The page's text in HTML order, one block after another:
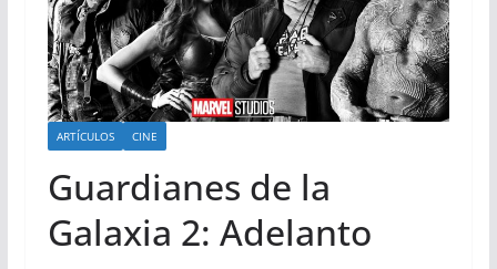
ARTÍCULOS CINE
Guardianes de la
Galaxia 2: Adelanto